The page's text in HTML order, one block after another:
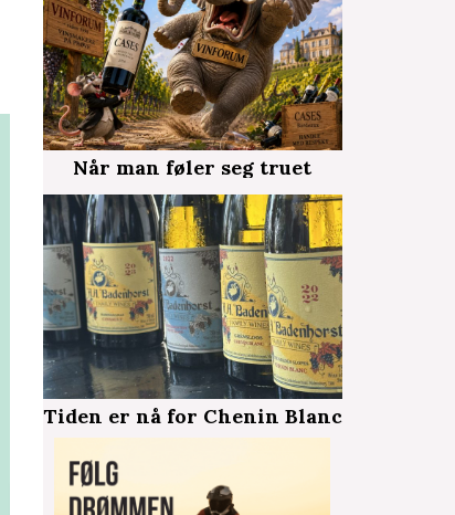
Når man føler seg truet
Tiden er nå for Chenin Blanc